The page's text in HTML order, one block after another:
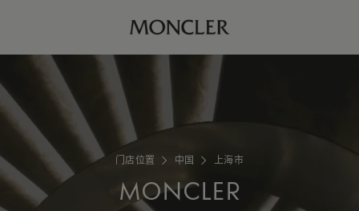
门店位置 中国 上海市
MONCLER